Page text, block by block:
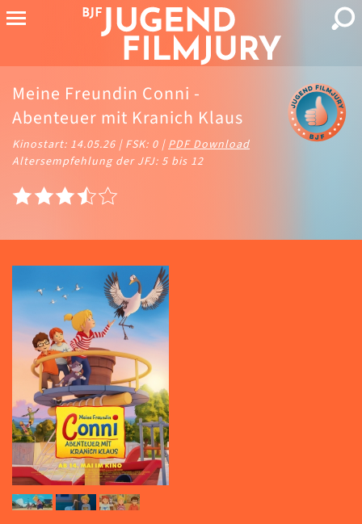
Meine Freundin Conni -
Abenteuer mit Kranich Klaus
Kinostart: 14.05.26 | FSK: 0 |PDF Download
Altersempfehlung der JFJ: 5 bis 12